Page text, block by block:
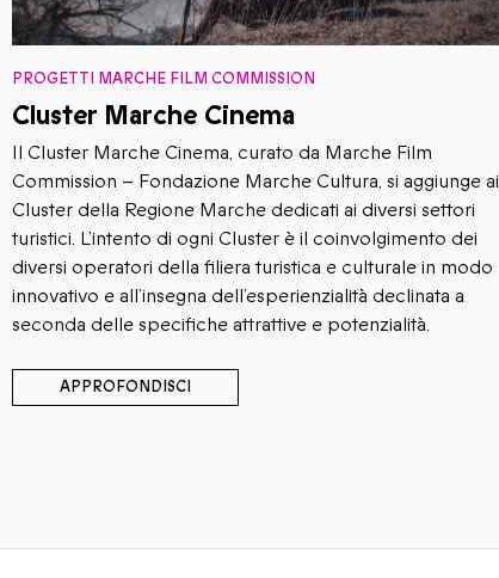
PROGETTI MARCHE FILM COMMISSION
Cluster Marche Cinema
Il Cluster Marche Cinema, curato da Marche Film
Commission – Fondazione Marche Cultura, si aggiunge ai
Cluster della Regione Marche dedicati ai diversi settori
turistici. L’intento di ogni Cluster è il coinvolgimento dei
diversi operatori della filiera turistica e culturale in modo
innovativo e all’insegna dell’esperienzialità declinata a
seconda delle specifiche attrattive e potenzialità.
APPROFONDISCI